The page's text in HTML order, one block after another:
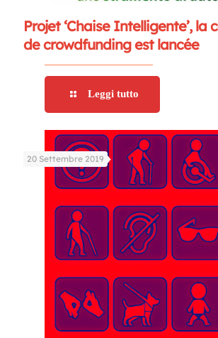
Projet ‘Chaise Intelligente’, la
de crowdfunding est lancée
Leggi tutto
20 Settembre 2019